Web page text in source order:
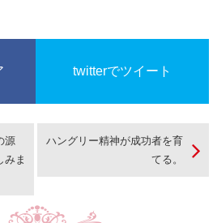
twitterでツイート
源
みま
ハングリー精神が成功者を育
てる。